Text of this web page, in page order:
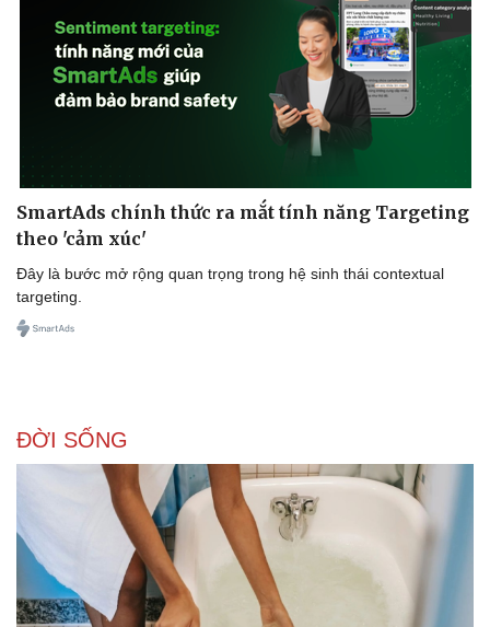
SmartAds chính thức ra mắt tính năng Targeting
theo 'cảm xúc'
Đây là bước mở rộng quan trọng trong hệ sinh thái contextual
targeting.
ĐỜI SỐNG